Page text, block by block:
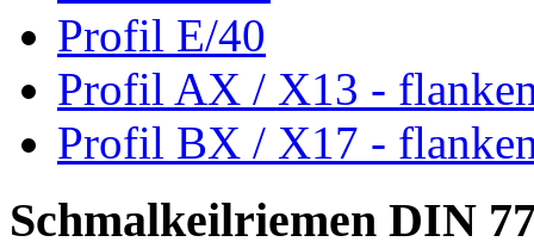
Profil E/40
Profil AX / X13 -
Profil BX / X17 -
Schmalkeilriemen DIN